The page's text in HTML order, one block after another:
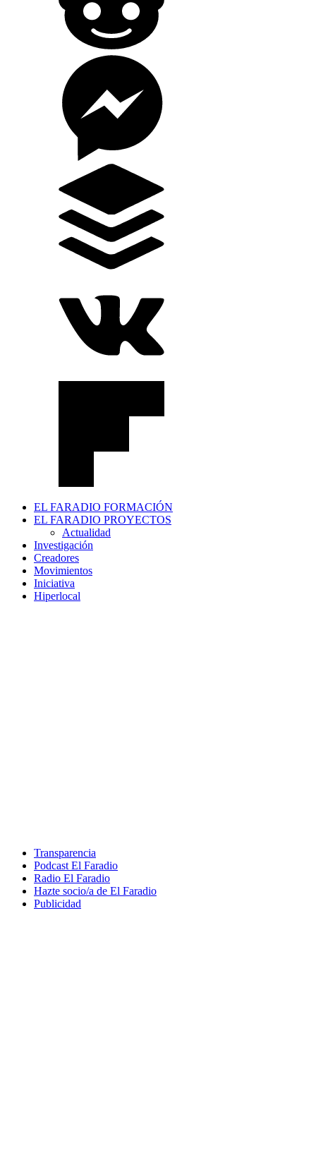
EL FARADIO FORMACIÓN
EL FARADIO PROYECTOS
Actualidad
Investigación
Creadores
Movimientos
Iniciativa
Hiperlocal
Transparencia
Podcast El Faradio
Radio El Faradio
Hazte socio/a de El Faradio
Publicidad